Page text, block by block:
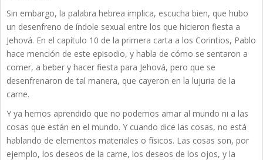
Sin embargo, la palabra hebrea implica, escucha bien, que hubo
un desenfreno de índole sexual entre los que hicieron fiesta a
Jehová. En el capítulo 10 de la primera carta a los Corintios, Pablo
hace mención de este episodio, y habla de cómo se sentaron a
comer, a beber y hacer fiesta para Jehová, pero que se
desenfrenaron de tal manera, que cayeron en la lujuria de la
carne.
Y ya hemos aprendido que no podemos amar al mundo ni a las
cosas que están en el mundo. Y cuando dice las cosas, no está
hablando de elementos materiales o físicos. Las cosas son, por
ejemplo, los deseos de la carne, los deseos de los ojos, y la